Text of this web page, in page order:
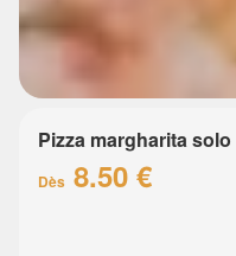
Pizza margharita solo
Dès 8.50 €